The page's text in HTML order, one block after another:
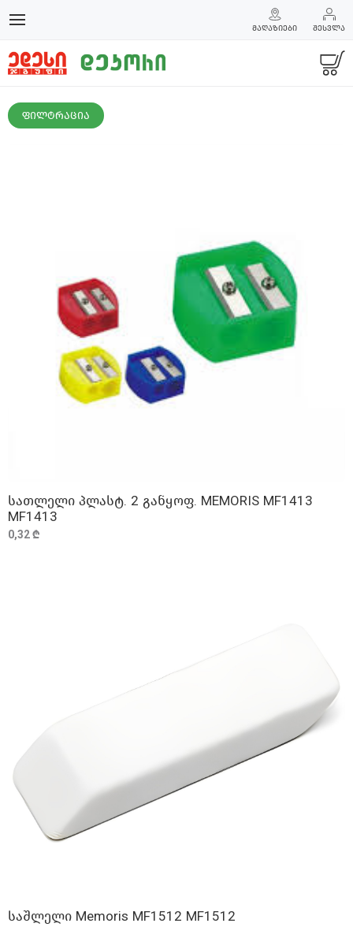
ᲛᲐᲦᲐᲖᲘᲔᲑᲘ ᲨᲔᲡᲕᲚᲐ
ᲤᲘᲚᲢᲠᲐᲪᲘᲐ
ᲓᲐᲛᲐᲢᲔᲑᲐ
სათლელი პლასტ. 2 განყოფ. MEMORIS MF1413
MF1413
0,32 ₾
ᲓᲐᲛᲐᲢᲔᲑᲐ
საშლელი Memoris MF1512 MF1512